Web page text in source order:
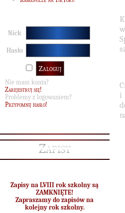
Nick
Hasło
Nie masz konta?
Zarejestruj się!
Problemy z logowaniem?
Przypomnij hasło!
Zapisy
Zapisy na LVIII rok szkolny są
ZAMKNIĘTE!
Zapraszamy do zapisów na
kolejny rok szkolny.
i